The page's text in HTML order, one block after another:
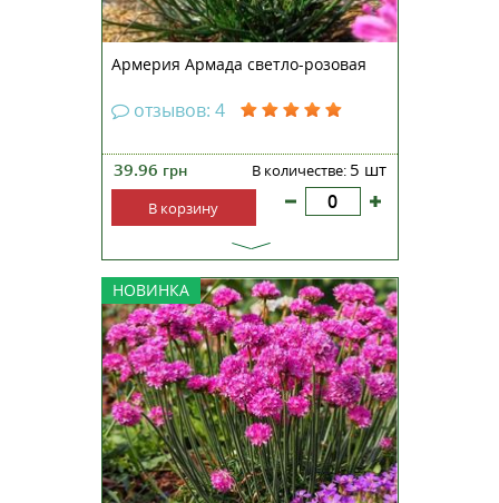
Армерия Армада светло-розовая
отзывов: 4
39.96 грн В количестве: 5 шт
В корзину
НОВИНКА
Многолетнее травянистое
растение высотой 15-20 см.
Наиболее ранняя, обильно
цветущая и однородная серия по
сравнению с традиционными
сортами. Куст образует плотную
розетку узких листьев с
прямостоячими цветоносами,
увенчанными...